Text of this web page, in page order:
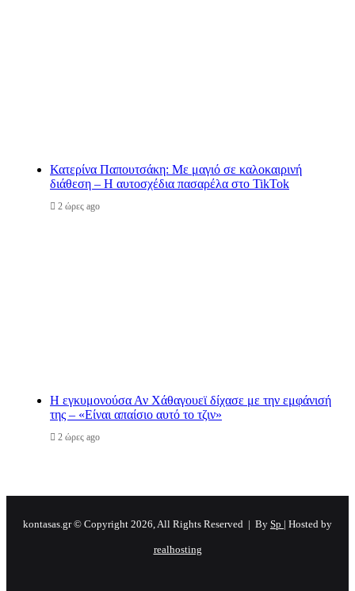
Κατερίνα Παπουτσάκη: Με μαγιό σε καλοκαιρινή
διάθεση – Η αυτοσχέδια πασαρέλα στο TikTok
2 ώρες ago
Η εγκυμονούσα Αν Χάθαγουεϊ δίχασε με την εμφάνισή
της – «Είναι απαίσιο αυτό το τζιν»
2 ώρες ago
kontasas.gr © Copyright 2026, All Rights Reserved | By Sp | Hosted by
realhosting